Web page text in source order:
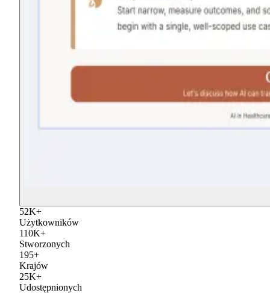
52K+
Użytkowników
110K+
Stworzonych
195+
Krajów
25K+
Udostępnionych